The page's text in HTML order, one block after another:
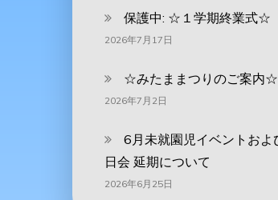
保護中: ☆１学期終業式☆
2026年7月17日
☆みたままつりのご案内☆
2026年7月2日
6月未就園児イベントおよ
日会 延期について
2026年6月25日